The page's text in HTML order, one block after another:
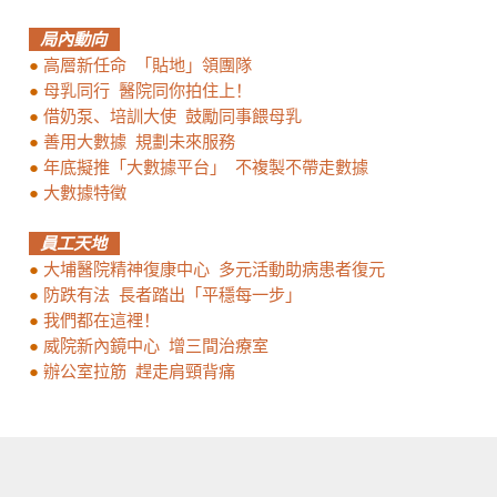
局內動向
● 高層新任命 「貼地」領團隊
● 母乳同行 醫院同你拍住上！
● 借奶泵、培訓大使 鼓勵同事餵母乳
● 善用大數據 規劃未來服務
● 年底擬推「大數據平台」 不複製不帶走數據
● 大數據特徵
員工天地
● 大埔醫院精神復康中心 多元活動助病患者復元
● 防跌有法 長者踏出「平穩每一步」
● 我們都在這裡！
● 威院新內鏡中心 增三間治療室
● 辦公室拉筋 趕走肩頸背痛